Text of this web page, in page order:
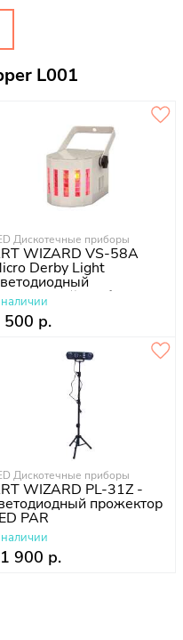
L001
Дискотечные приборы
WIZARD VS-58A
Derby Light
прибор
500 р.
Дискотечные приборы
WIZARD PL-31Z -
прожектор
PAR
900 р.